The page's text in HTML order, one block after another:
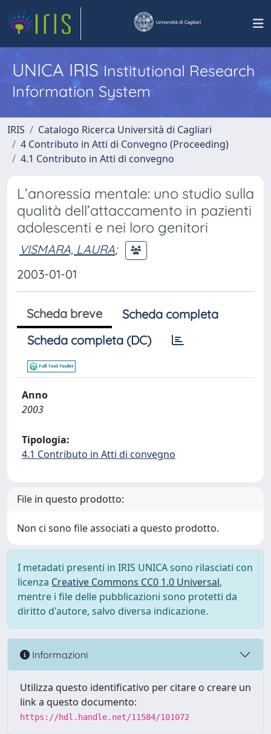
UNICA IRISInstitutional Research
Information System
IRIS
Catalogo Ricerca Università di Cagliari
4 Contributo in Atti di Convegno (Proceeding)
4.1 Contributo in Atti di convegno
L’anoressia mentale: uno studio sulla
qualità dell’attaccamento in pazienti
adolescenti e nei loro genitori
VISMARA, LAURA;
2003-01-01
Scheda breve
Scheda completa
Scheda completa (DC)
Anno
2003
Tipologia:
4.1 Contributo in Atti di convegno
File in questo prodotto:
Non ci sono file associati a questo prodotto.
I metadati presenti in IRIS UNICA sono rilasciati con
licenza Creative Commons CC0 1.0 Universal,
mentre i file delle pubblicazioni sono protetti da
diritto d'autore, salvo diversa indicazione.
Informazioni
Utilizza questo identificativo per citare o creare un
link a questo documento:
https://hdl.handle.net/11584/101072